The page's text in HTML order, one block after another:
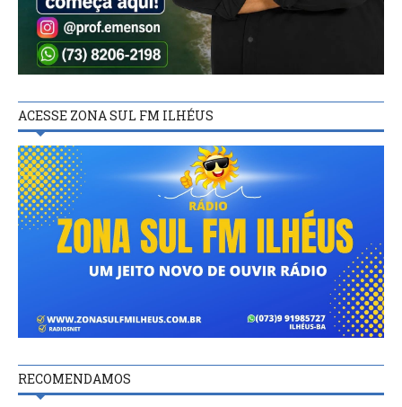
ACESSE ZONA SUL FM ILHÉUS
RECOMENDAMOS